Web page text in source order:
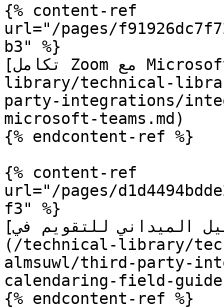
{% content-ref
url="/pages/
b3" %}
[تكامل Zoom مع Microsoft Teams](/technical-
library/technical-
party-integrations/
microsoft-teams.md)
{% endcontent-ref %}
{% content-ref
url="/pages/
f3" %}
[الدليل الميداني للتقويم في Microsoft 365]
(/technical-library/
almsuwl/third-party-
calendaring-field-
{% endcontent-ref %}